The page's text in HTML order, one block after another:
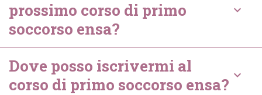
prossimo corso di primo
soccorso ensa?
keyboard_arrow_down
Dove posso iscrivermi al
corso di primo soccorso ensa? keyboard_arrow_down